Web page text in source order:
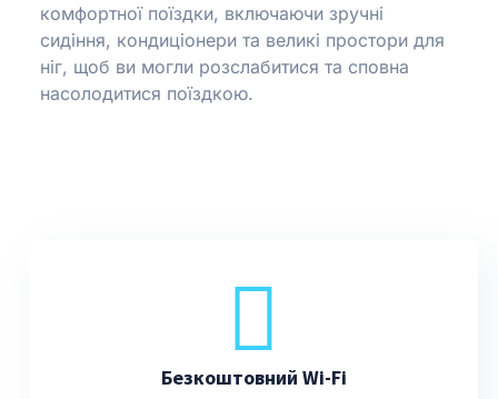
комфортної поїздки, включаючи зручні
сидіння, кондиціонери та великі простори для
ніг, щоб ви могли розслабитися та сповна
насолодитися поїздкою.
Безкоштовний Wi-Fi